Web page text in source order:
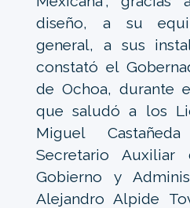
diseño, a su
general, a sus
constató el
de Ochoa, durante
que saludó a los
Miguel
Secretario
Gobierno y
Alejandro Alpide